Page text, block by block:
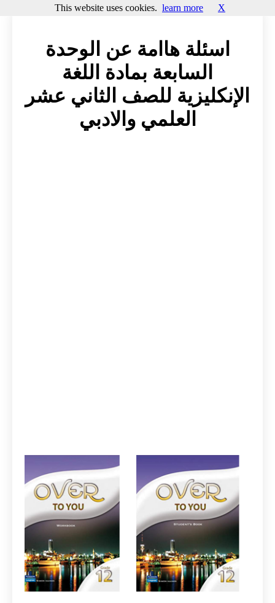
اسئلة هاامة عن الوحدة
السابعة بمادة اللغة
الإنكليزية للصف الثاني عشر
العلمي والادبي
This website uses cookies. learn more X